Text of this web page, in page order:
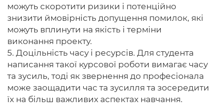
можуть скоротити ризики і потенційно
знизити ймовірність допущення помилок, які
можуть вплинути на якість і терміни
виконання проекту.
5. Доцільність часу і ресурсів. Для студента
написання такої курсової роботи вимагає часу
та зусиль, тоді як звернення до професіонала
може заощадити час та зусилля та зосередити
їх на більш важливих аспектах навчання.